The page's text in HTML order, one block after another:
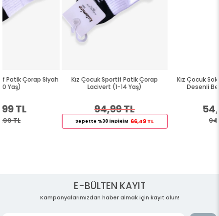
Kız Çocuk Sportif Patik Çorap
Lacivert (1-14 Yaş)
Sepette %30 İNDİRİM 66,49 TL
Kız Çocuk Soket Çorap Ananas
Desenli Beyaz (5-6 Yaş)
E-BÜLTEN KAYIT
Kampanyalarımızdan haber almak için kayıt olun!